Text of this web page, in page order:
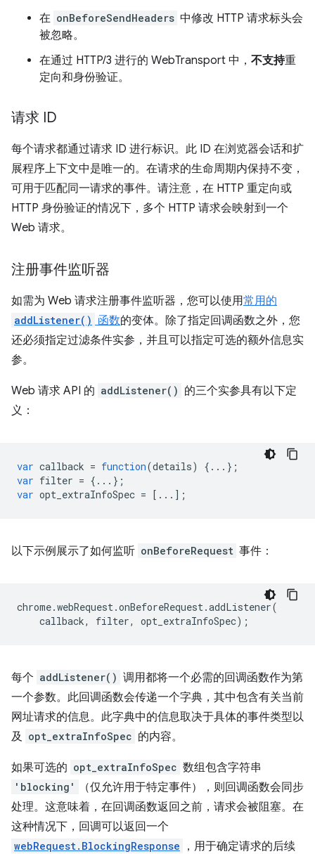
在 onBeforeSendHeaders 中修改 HTTP 请求标头会
被忽略。
在通过 HTTP/3 进行的 WebTransport 中， 不支持重
定向和身份验证。
请求 ID
每个请求都通过请求 ID 进行标识。此 ID 在浏览器会话和扩
展程序上下文中是唯一的。在请求的生命周期内保持不变，
可用于匹配同一请求的事件。请注意，在 HTTP 重定向或
HTTP 身份验证的情况下，多个 HTTP 请求会映射到一个
Web 请求。
注册事件监听器
如需为 Web 请求注册事件监听器，您可以使用常用的
addListener() 函数的变体。除了指定回调函数之外，您
还必须指定过滤条件实参，并且可以指定可选的额外信息实
参。
Web 请求 API 的 addListener() 的三个实参具有以下定
义：
var callback = function(details)
{...};
var filter = {...};
var opt_extraInfoSpec = [...];
以下示例展示了如何监听 onBeforeRequest 事件：
chrome.webRequest.onBeforeRequest.addListener(
callback, filter, opt_extraInfoSpec);
每个 addListener() 调用都将一个必需的回调函数作为第
一个参数。此回调函数会传递一个字典，其中包含有关当前
网址请求的信息。此字典中的信息取决于具体的事件类型以
及 opt_extraInfoSpec 的内容。
如果可选的 opt_extraInfoSpec 数组包含字符串
'blocking'
（仅允许用于特定事件），则回调函数会同步
处理。这意味着，在回调函数返回之前，请求会被阻塞。在
这种情况下，回调可以返回一个
webRequest.BlockingResponse
，用于确定请求的后续